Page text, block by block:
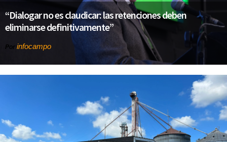
“Dialogar no es claudicar: las retenciones deben
eliminarse definitivamente”
Por infocampo